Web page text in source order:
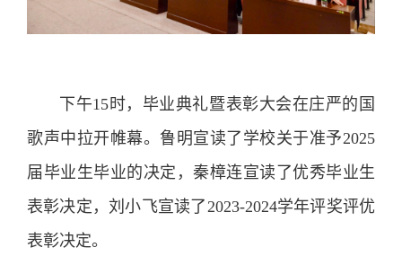
下午15时，毕业典礼暨表彰大会在庄严的国
歌声中拉开帷幕。鲁明宣读了学校关于准予2025
届毕业生毕业的决定，秦樟连宣读了优秀毕业生
表彰决定，刘小飞宣读了2023-2024学年评奖评优
表彰决定。